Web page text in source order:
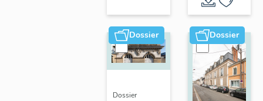
Dossier
Dossier
Dossier